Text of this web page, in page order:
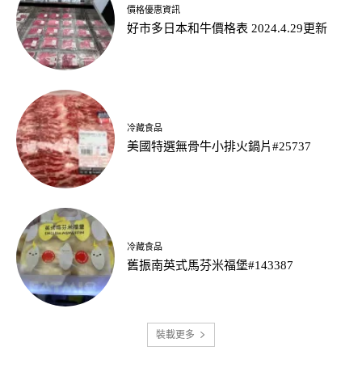
價格優惠資訊
好市多日本和牛價格表 2024.4.29更新
冷藏食品
美國特選無骨牛小排火鍋片#25737
冷藏食品
舊振南英式馬芬米福堡#143387
裝載更多